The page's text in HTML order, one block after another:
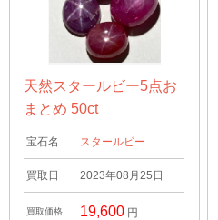
天然スタールビー5点お
まとめ 50ct
宝石名 スタールビー
買取日 2023年08月25日
買取価格 19,600 円